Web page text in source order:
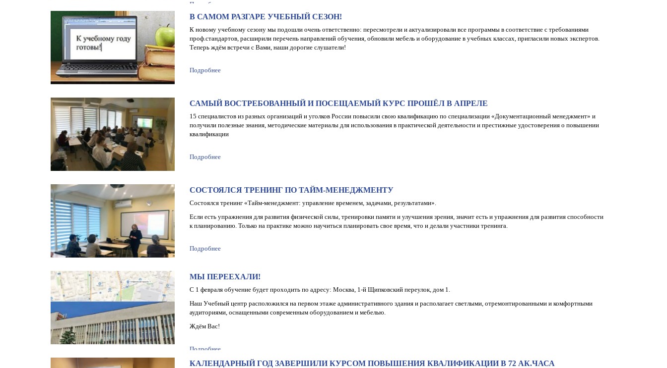
Подробнее
В САМОМ РАЗГАРЕ УЧЕБНЫЙ СЕЗОН!
К новому учебному сезону мы подошли очень ответственно: пересмотрели и актуализировали все программы в соответствие с требованиями
проф.стандартов, расширили перечень направлений обучения, обновили мебель и оборудование в учебных классах, пригласили новых экспертов.
Теперь ждём встречи с Вами, наши дорогие слушатели!
Подробнее
САМЫЙ ВОСТРЕБОВАННЫЙ И ПОСЕЩАЕМЫЙ КУРС ПРОШЁЛ В АПРЕЛЕ
15 специалистов из разных организаций и уголков России повысили свою квалификацию по специализации «Документационный менеджмент» и
получили полезные знания, методические материалы для использования в практической деятельности и престижные удостоверения о повышении
квалификации
Подробнее
СОСТОЯЛСЯ ТРЕНИНГ ПО ТАЙМ-МЕНЕДЖМЕНТУ
Состоялся тренинг «Тайм-менеджмент: управление временем, задачами, результатами».
Если есть упражнения для развития физической силы, тренировки памяти и улучшения зрения, значит есть и упражнения для развития способности
к планированию. Только на практике можно научиться планировать свое время, что и делали участники тренинга.
Подробнее
МЫ ПЕРЕЕХАЛИ!
С 1 февраля обучение будет проходить по адресу: Москва, 1-й Щипковский переулок, дом 1.
Наш Учебный центр расположился на первом этаже административного здания и располагает светлыми, отремонтированными и комфортными
аудиториями, оснащенными современным оборудованием и мебелью.
Ждём Вас!
Подробнее
КАЛЕНДАРНЫЙ ГОД ЗАВЕРШИЛИ КУРСОМ ПОВЫШЕНИЯ КВАЛИФИКАЦИИ В 72 АК.ЧАСА